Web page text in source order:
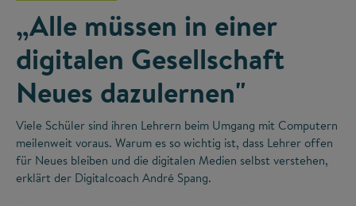
„Alle müssen in einer
digitalen Gesellschaft
Neues dazulernen"
Viele Schüler sind ihren Lehrern beim Umgang mit Computern
meilenweit voraus. Warum es so wichtig ist, dass Lehrer offen
für Neues bleiben und die digitalen Medien selbst verstehen,
erklärt der Digitalcoach André Spang.